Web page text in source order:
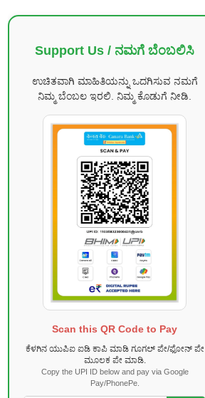
Support Us / ನಮಗೆ ಬೆಂಬಲಿಸಿ
ಉಚಿತವಾಗಿ ಮಾಹಿತಿಯನ್ನು ಒದಗಿಸುವ ನಮಗೆ
ನಿಮ್ಮ ಬೆಂಬಲ ಇರಲಿ. ನಿಮ್ಮ ಕೊಡುಗೆ ನೀಡಿ.
Scan this QR Code to Pay
ಕೆಳಗಿನ ಯುಪಿಐ ಐಡಿ ಕಾಪಿ ಮಾಡಿ ಗೂಗಲ್ ಪೇ/ಫೋನ್ ಪೇ
ಮೂಲಕ ಪೇ ಮಾಡಿ.
Copy the UPI ID below and pay via Google
Pay/PhonePe.